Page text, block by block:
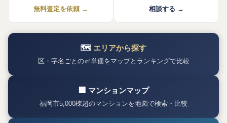
無料査定を依頼 → 相談する →
🗺 エリアから探す
区・字名ごとの㎡単価をマップとランキングで比較
🏢 マンションマップ
福岡市5,000棟超のマンションを地図で検索・比較